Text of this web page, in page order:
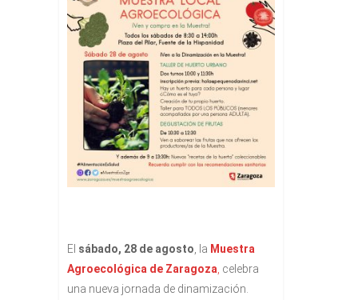
El sábado, 28 de agosto , la Muestra
Agroecológica de Zaragoza celebra
una nueva jornada de dinamización.